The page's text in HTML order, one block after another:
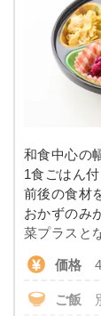
和食中心の
1食ごはん
前後の食材
おかずのみ
菜プラスと
価格
ご飯